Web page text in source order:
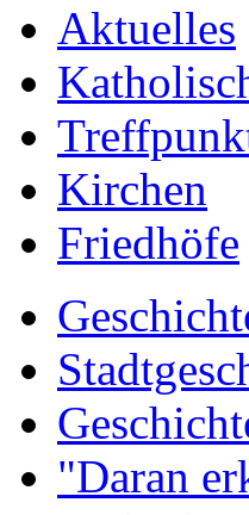
Aktuelles
Kirchen
Friedhöfe
"Daran